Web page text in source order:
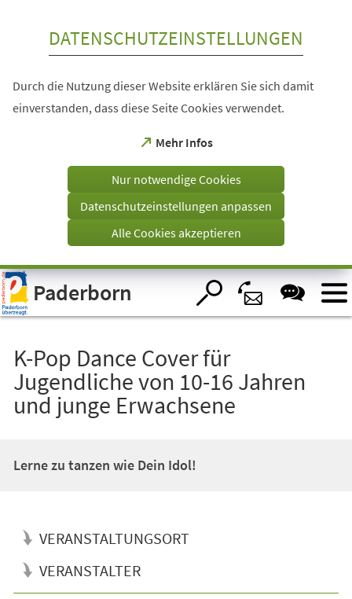
Visuelle
Assistenzsoftware
öffnen.
DATENSCHUTZEINSTELLUNGEN
Durch die Nutzung dieser Website erklären Sie sich damit
einverstanden, dass diese Seite Cookies verwendet.
Mehr Infos
(Öffnet
einem
Tab)
Nur notwendige Cookies
Datenschutzeinstellungen anpassen
Alle Cookies akzeptieren
Paderborn
K-Pop Dance Cover für
Jugendliche von 10-16 Jahren
und junge Erwachsene
Lerne zu tanzen wie Dein Idol!
VERANSTALTUNGSORT
VERANSTALTER